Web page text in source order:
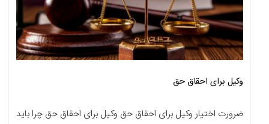
وکیل برای احقاق حق
ضرورت اختیار وکیل برای احقاق حق وکیل برای احقاق حق چرا باید